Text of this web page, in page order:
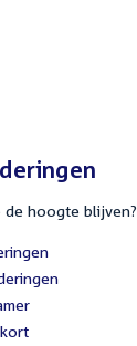
de hoogte blijven?